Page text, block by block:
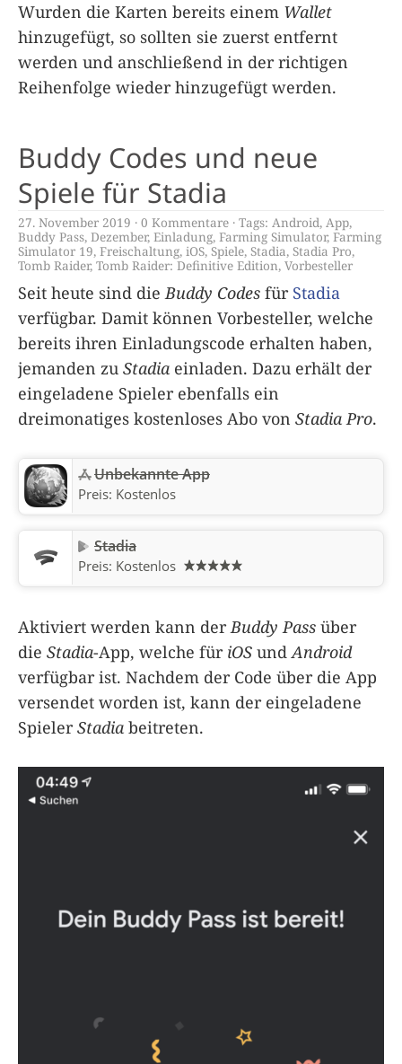
Wurden die Karten bereits einem Wallet
hinzugefügt, so sollten sie zuerst entfernt
werden und anschließend in der richtigen
Reihenfolge wieder hinzugefügt werden.
Buddy Codes und neue
Spiele für Stadia
27. November 2019 0 Kommentare Tags: Android, App,
Buddy Pass, Dezember, Einladung, Farming Simulator, Farming
Simulator 19, Freischaltung, iOS, Spiele, Stadia, Stadia Pro,
Tomb Raider, Tomb Raider: Definitive Edition, Vorbesteller
Seit heute sind dieBuddy Codes für Stadia
verfügbar. Damit können Vorbesteller, welche
bereits ihren Einladungscode erhalten haben,
jemanden zu Stadia einladen. Dazu erhält der
eingeladene Spieler ebenfalls ein
dreimonatiges kostenloses Abo von Stadia Pro.
Unbekannte App
Preis: Kostenlos
Stadia
Preis: Kostenlos
Aktiviert werden kann derBuddy Pass über
die Stadia-App, welche für iOS undAndroid
verfügbar ist. Nachdem der Code über die App
versendet worden ist, kann der eingeladene
SpielerStadia beitreten.